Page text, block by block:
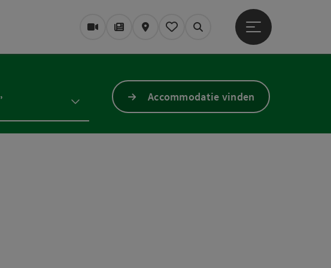
WebcamsTijdschrift/Blog
KaartMijn notitieblok
Zoek op
Startmenu openen
,
Accommodatie vinden